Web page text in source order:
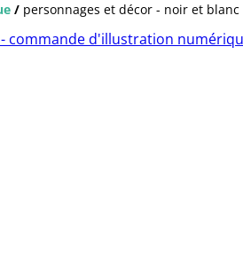
/ personnages et décor - noir et